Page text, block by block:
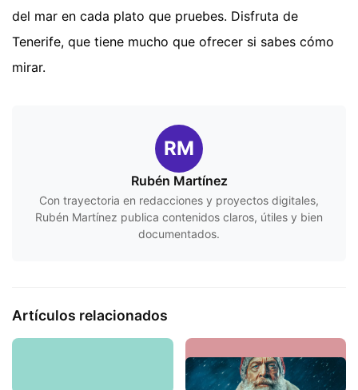
del mar en cada plato que pruebes. Disfruta de
Tenerife, que tiene mucho que ofrecer si sabes cómo
mirar.
RM
Rubén Martínez
Con trayectoria en redacciones y proyectos digitales,
Rubén Martínez publica contenidos claros, útiles y bien
documentados.
Artículos relacionados